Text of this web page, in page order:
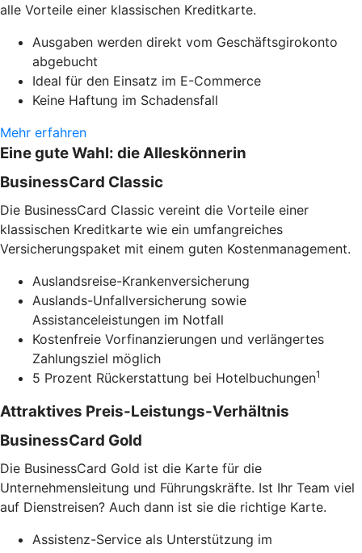
alle Vorteile einer klassischen Kreditkarte.
Ausgaben werden direkt vom Geschäftsgirokonto
abgebucht
Ideal für den Einsatz im E-Commerce
Keine Haftung im Schadensfall
Mehr erfahren
Eine gute Wahl: die Alleskönnerin
BusinessCard Classic
Die BusinessCard Classic vereint die Vorteile einer
klassischen Kreditkarte wie ein umfangreiches
Versicherungspaket mit einem guten Kostenmanagement.
Auslandsreise-Krankenversicherung
Auslands-Unfallversicherung sowie
Assistanceleistungen im Notfall
Kostenfreie Vorfinanzierungen und verlängertes
Zahlungsziel möglich
5 Prozent Rückerstattung bei Hotelbuchungen1
Attraktives Preis-Leistungs-Verhältnis
BusinessCard Gold
Die BusinessCard Gold ist die Karte für die
Unternehmensleitung und Führungskräfte. Ist Ihr Team viel
auf Dienstreisen? Auch dann ist sie die richtige Karte.
Assistenz-Service als Unterstützung im